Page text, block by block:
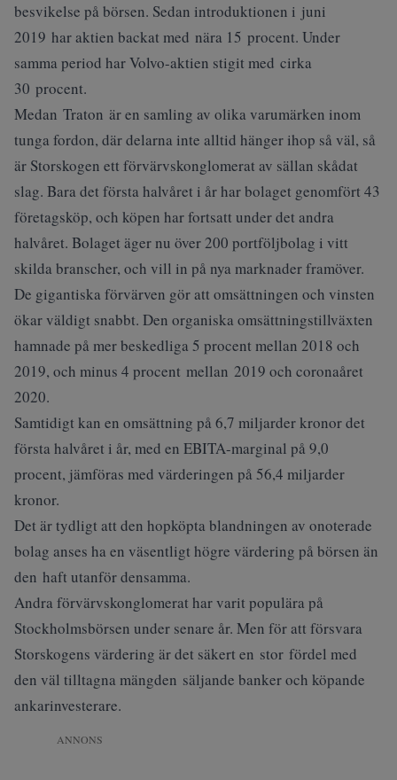
besvikelse på börsen. Sedan introduktionen i juni
2019 har aktien backat med nära 15 procent. Under
samma period har Volvo-aktien stigit med cirka
30 procent.
Medan Traton är en samling av olika varumärken inom
tunga fordon, där delarna inte alltid hänger ihop så väl, så
är Storskogen ett förvärvskonglomerat av sällan skådat
slag. Bara det första halvåret i år har bolaget genomfört 43
företagsköp, och köpen har fortsatt under det andra
halvåret. Bolaget äger nu över 200 portföljbolag i vitt
skilda branscher, och vill in på nya marknader framöver.
De gigantiska förvärven gör att omsättningen och vinsten
ökar väldigt snabbt. Den organiska omsättningstillväxten
hamnade på mer beskedliga 5 procent mellan 2018 och
2019, och minus 4 procent mellan 2019 och coronaåret
2020.
Samtidigt kan en omsättning på 6,7 miljarder kronor det
första halvåret i år, med en EBITA-marginal på 9,0
procent, jämföras med värderingen på 56,4 miljarder
kronor.
Det är tydligt att den hopköpta blandningen av onoterade
bolag anses ha en väsentligt högre värdering på börsen än
den haft utanför densamma.
Andra förvärvskonglomerat har varit populära på
Stockholmsbörsen under senare år. Men för att försvara
Storskogens värdering är det säkert en stor fördel med
den väl tilltagna mängden säljande banker och köpande
ankarinvesterare.
ANNONS